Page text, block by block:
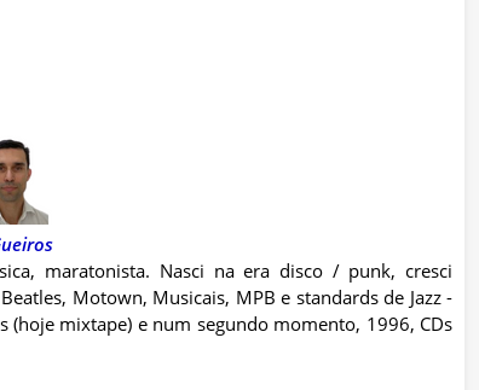
maratonista. Nasci na era disco / punk, cresci
Motown, Musicais, MPB e standards de Jazz -
mixtape) e num segundo momento, 1996, CDs